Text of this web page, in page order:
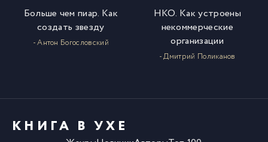
Больше чем пиар. Как
создать звезду
- Антон Богословский
НКО. Как устроены
некоммерческие
организации
- Дмитрий Поликанов
КНИГА В УХЕ